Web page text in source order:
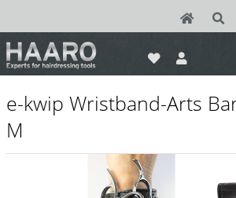
News
Scheren
Joewell
e-kwip Wristband-Arts
M